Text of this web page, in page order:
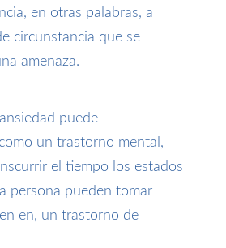
en otras palabras, a
circunstancia que se
amenaza.
puede
un trastorno mental,
el tiempo los estados
persona pueden tomar
en, un trastorno de